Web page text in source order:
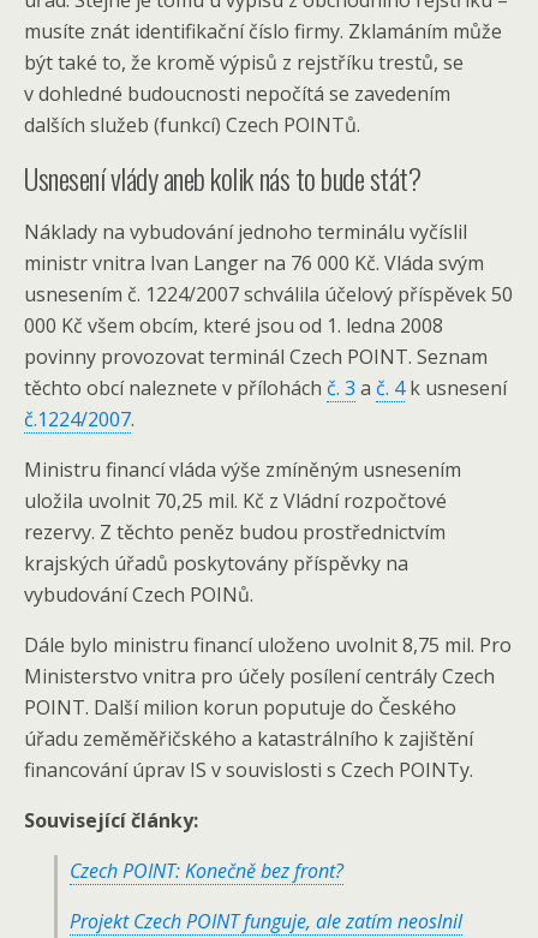
musíte znát identifikační číslo firmy. Zklamáním může
být také to, že kromě výpisů z rejstříku trestů, se
v dohledné budoucnosti nepočítá se zavedením
dalších služeb (funkcí) Czech POINTů.
Usnesení vlády aneb kolik nás to bude stát?
Náklady na vybudování jednoho terminálu vyčíslil
ministr vnitra Ivan Langer na 76 000 Kč. Vláda svým
usnesením č. 1224/2007 schválila účelový příspěvek 50
000 Kč všem obcím, které jsou od 1. ledna 2008
povinny provozovat terminál Czech POINT. Seznam
těchto obcí naleznete v přílohách č. 3 a č. 4k usnesení
č.1224/2007.
Ministru financí vláda výše zmíněným usnesením
uložila uvolnit 70,25 mil. Kč z Vládní rozpočtové
rezervy. Z těchto peněz budou prostřednictvím
krajských úřadů poskytovány příspěvky na
vybudování Czech POINů.
Dále bylo ministru financí uloženo uvolnit 8,75 mil. Pro
Ministerstvo vnitra pro účely posílení centrály Czech
POINT. Další milion korun poputuje do Českého
úřadu zeměměřičského a katastrálního k zajištění
financování úprav IS v souvislosti s Czech POINTy.
Související články:
Czech POINT: Konečně bez front?
Projekt Czech POINT funguje, ale zatím neoslnil